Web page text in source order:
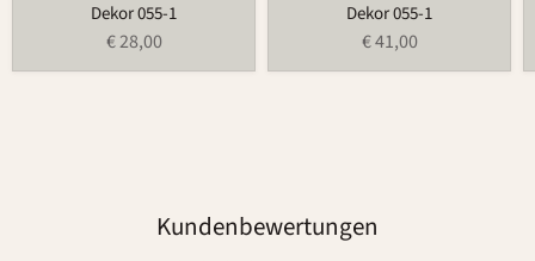
Dekor 055-1
€ 28,00
Dekor 055-1
€ 41,00
Kundenbewertungen